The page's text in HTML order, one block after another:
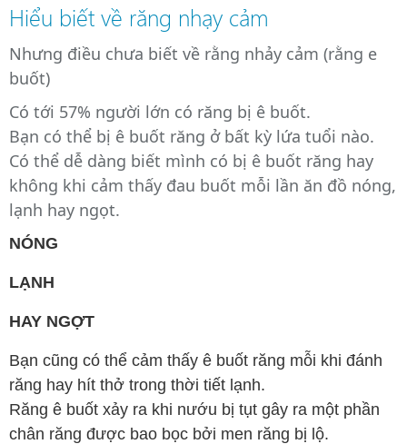
Hiểu biết về răng nhạy cảm
Nhưng điều chưa biết về rằng nhảy cảm (rằng e
buốt)
Có tới 57% người lớn có răng bị ê buốt.
Bạn có thể bị ê buốt răng ở bất kỳ lứa tuổi nào.
Có thể dễ dàng biết mình có bị ê buốt răng hay
không khi cảm thấy đau buốt mỗi lần ăn đồ nóng,
lạnh hay ngọt.
NÓNG
LẠNH
HAY NGỢT
Bạn cũng có thể cảm thấy ê buốt răng mỗi khi đánh
răng hay hít thở trong thời tiết lạnh.
Răng ê buốt xảy ra khi nướu bị tụt gây ra một phần
chân răng được bao bọc bởi men răng bị lộ.